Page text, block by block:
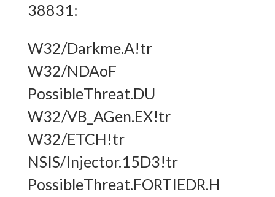
38831:
W32/Darkme.A!tr
W32/NDAoF
PossibleThreat.DU
W32/VB_AGen.EX!tr
W32/ETCH!tr
NSIS/Injector.15D3!tr
PossibleThreat.FORTIEDR.H